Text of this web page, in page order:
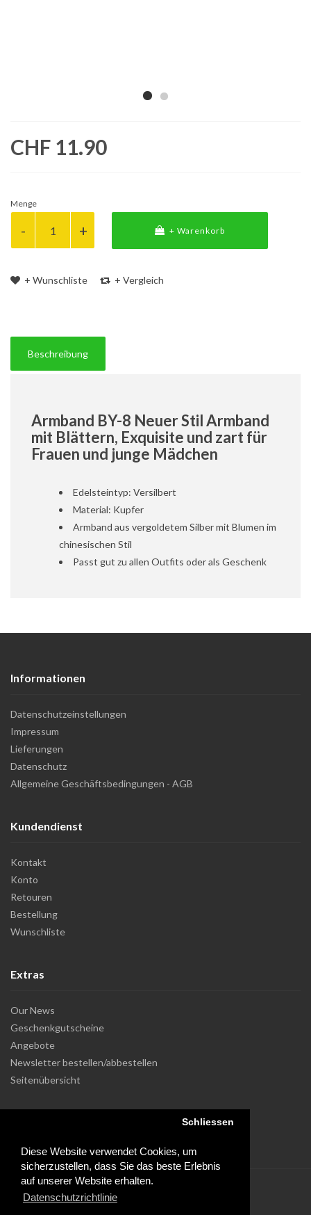
Diese Website verwendet Cookies, um
sicherzustellen, dass Sie das beste Erlebnis
auf unserer Website erhalten.
Datenschutzrichtlinie
Schliessen
CHF 11.90
Menge
+ Warenkorb
+ Wunschliste + Vergleich
Beschreibung
Armband BY-8 Neuer Stil Armband
mit Blättern, Exquisite und zart für
Frauen und junge Mädchen
Edelsteintyp: Versilbert
Material: Kupfer
Armband aus vergoldetem Silber mit Blumen im
chinesischen Stil
Passt gut zu allen Outfits oder als Geschenk
Informationen
Datenschutzeinstellungen
Impressum
Lieferungen
Datenschutz
Allgemeine Geschäftsbedingungen - AGB
Kundendienst
Kontakt
Konto
Retouren
Bestellung
Wunschliste
Extras
Our News
Geschenkgutscheine
Angebote
Newsletter bestellen/abbestellen
Seitenübersicht